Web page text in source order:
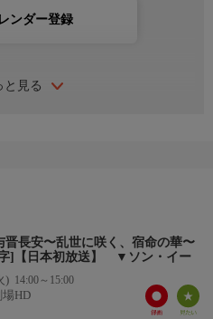
と見る
ンダー登録
）
）
長安〜乱世に咲く、宿命の華〜
]【日本初放送】 ▼ソン・イー
) 14:00～15:00
HD